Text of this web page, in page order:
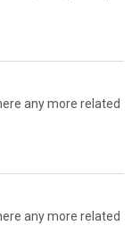
any more related
any more related